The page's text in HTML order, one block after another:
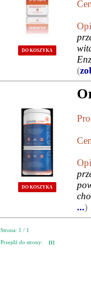
DO KOSZYKA
(
DO KOSZYKA
...)
Strona: 1 / 1
Przejdź do strony:
[1]